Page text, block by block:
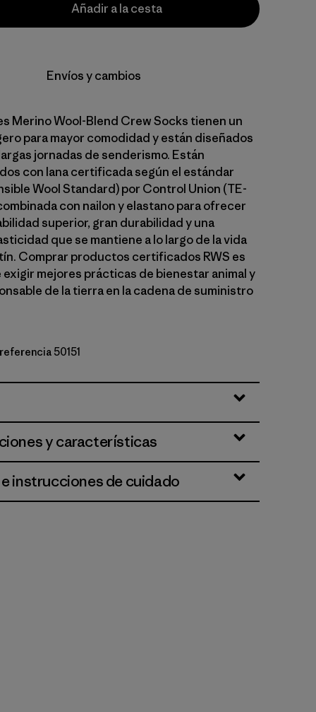
Añadir a la cesta
Envíos y cambios
Merino Wool-Blend Crew Socks tienen un
para mayor comodidad y están diseñados
jornadas de senderismo. Están
con lana certificada según el estándar
Wool Standard) por Control Union (TE-
con nailon y elastano para ofrecer
superior, gran durabilidad y una
que se mantiene a lo largo de la vida
Comprar productos certificados RWS es
exigir mejores prácticas de bienestar animal y
de la tierra en la cadena de suministro
Basin Green
50151
y características
instrucciones de cuidado